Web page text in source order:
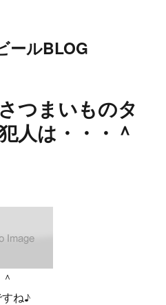
ールBLOG
つまいものタ
人は・・・＾
ね♪